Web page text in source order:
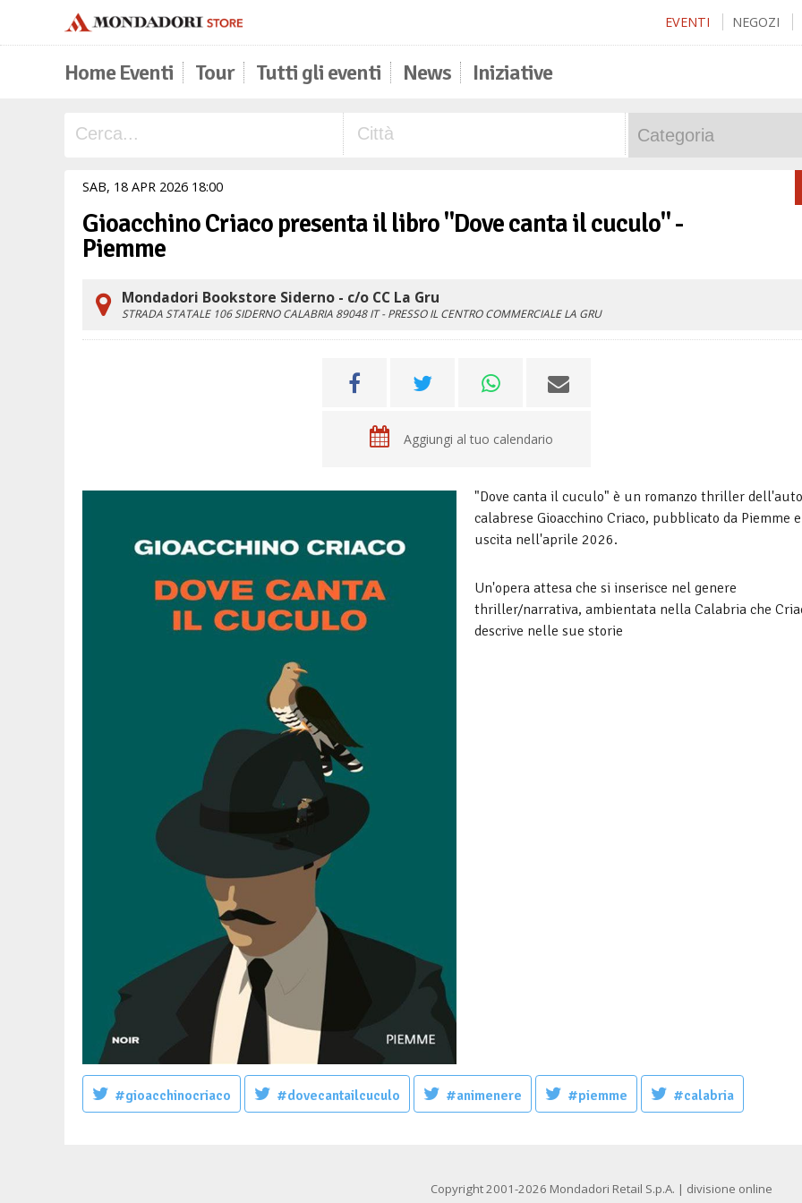
EVENTI NEGOZI
Home Eventi Tour Tutti gli eventi News Iniziative
SAB, 18 APR 2026 1800
Gioacchino Criaco presenta il libro "Dove canta il cuculo" -
Piemme
Mondadori Bookstore Siderno - c/o CC La Gru
STRADA STATALE 106SIDERNO CALABRIA 89048 IT - PRESSO IL CENTRO COMMERCIALE LA GRU
Aggiungi al tuo calendario
"Dove canta il cuculo" è un romanzo thriller
calabrese Gioacchino Criaco, pubblicato da Piemme
uscita nell'aprile 2026.
Un'opera attesa che si inserisce nel genere
thriller/narrativa, ambientata nella Calabria che
descrive nelle sue storie
#gioacchinocriaco #dovecantailcuculo #animenere #piemme #calabria
Copyright 2001-2026 Mondadori Retail S.p.A. | divisione online